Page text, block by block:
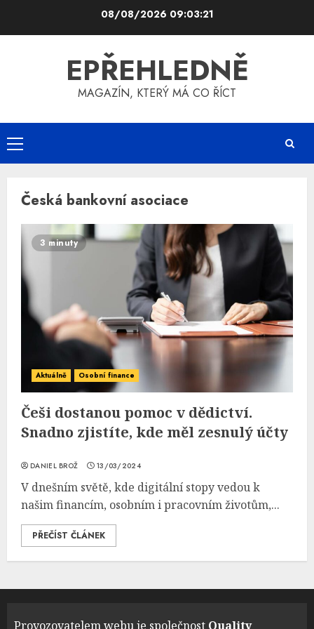
08/08/2026 09:03:21
EPŘEHLEDNĚ
MAGAZÍN, KTERÝ MÁ CO ŘÍCT
Primary
Menu
Česká bankovní asociace
3 minuty
Aktuálně Osobní finance
Češi dostanou pomoc v dědictví.
Snadno zjistíte, kde měl zesnulý účty
DANIEL BROŽ 13/03/2024
V dnešním světě, kde digitální stopy vedou k
našim financím, osobním i pracovním životům,...
PŘEČÍST ČLÁNEK
Provozovatelem webu je společnost Quality